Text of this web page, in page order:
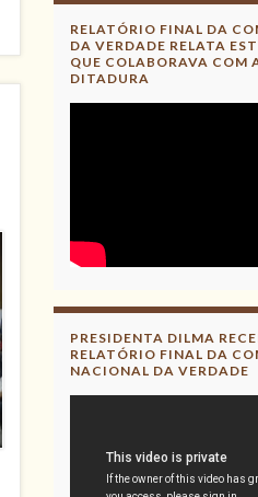
RELATÓRIO FINAL DA
DA VERDADE RELATA
QUE COLABORAVA COM
DITADURA
PRESIDENTA DILMA
RELATÓRIO FINAL DA
NACIONAL DA VERDADE